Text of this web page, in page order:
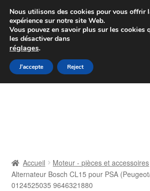
Colissimo livraison à partir
Du lundi au vendredi de
Aller
à
Aller
au
Contact
Accueil Moteur - pièces et accessoires
Alternateur Bosch CL15 pour PSA
0124525035 9646321880
Nous utilisons des cookies pour vous offrir
expérience sur notre site Web.
Vous pouvez en savoir plus sur les cookies
les désactiver dans
réglages.
J'accepte Reject